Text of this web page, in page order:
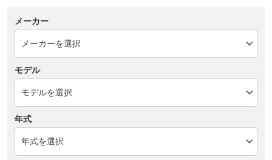
メーカー
モデル
年式